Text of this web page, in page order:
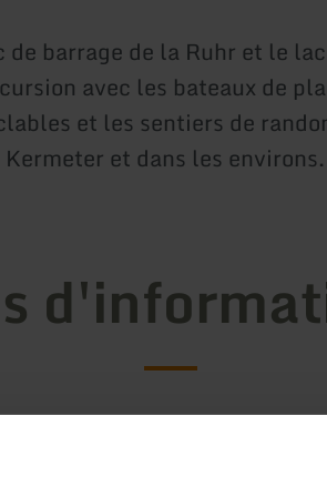
barrage de la Ruhr et le
avec les bateaux de
et les sentiers de
et dans les environs.